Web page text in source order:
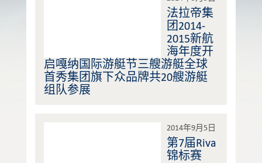
法拉帝集
团2014-
2015新航
海年度开
启嘎纳国际游艇节三艘游艇全球
首秀集团旗下众品牌共20艘游艇
组队参展
2014年9月5日
第7届Riva
锦标赛